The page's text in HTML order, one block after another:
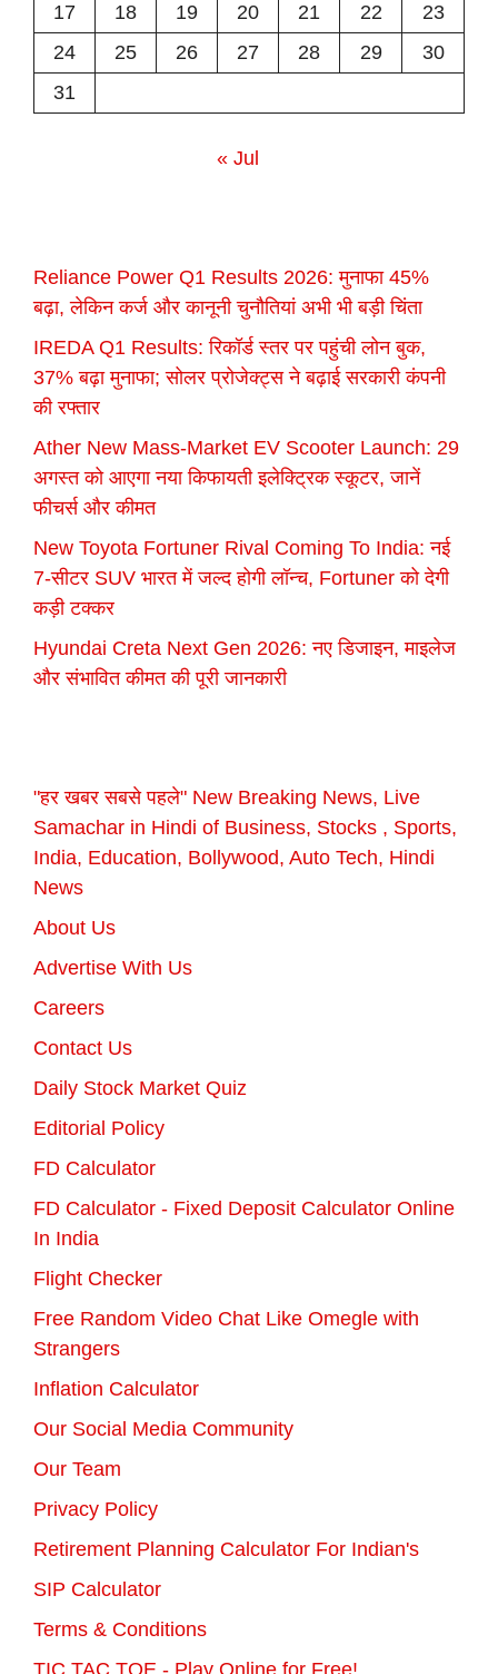
17
18 19 20 21 22
23
24
25 26 27 28 29
30
31
« Jul
Reliance Power Q1 Results 2026: मुनाफा 45%
बढ़ा, लेकिन कर्ज और कानूनी चुनौतियां अभी भी बड़ी चिंता
IREDA Q1 Results: रिकॉर्ड स्तर पर पहुंची लोन बुक,
37% बढ़ा मुनाफा; सोलर प्रोजेक्ट्स ने बढ़ाई सरकारी कंपनी
की रफ्तार
Ather New Mass-Market EV Scooter Launch: 29
अगस्त को आएगा नया किफायती इलेक्ट्रिक स्कूटर, जानें
फीचर्स और कीमत
New Toyota Fortuner Rival Coming To India: नई
7-सीटर SUV भारत में जल्द होगी लॉन्च, Fortuner को देगी
कड़ी टक्कर
Hyundai Creta Next Gen 2026: नए डिजाइन, माइलेज
और संभावित कीमत की पूरी जानकारी
"हर खबर सबसे पहले" New Breaking News, Live
Samachar in Hindi of Business, Stocks , Sports,
India, Education, Bollywood, Auto Tech, Hindi
News
About Us
Advertise With Us
Careers
Contact Us
Daily Stock Market Quiz
Editorial Policy
FD Calculator
FD Calculator - Fixed Deposit Calculator Online
In India
Flight Checker
Free Random Video Chat Like Omegle with
Strangers
Inflation Calculator
Our Social Media Community
Our Team
Privacy Policy
Retirement Planning Calculator For Indian's
SIP Calculator
Terms & Conditions